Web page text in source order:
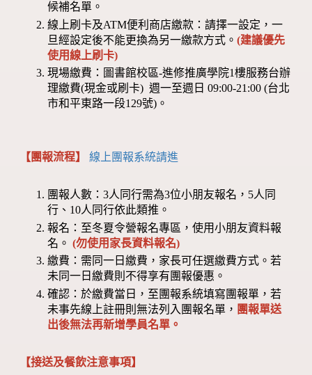
候補名單。
線上刷卡及ATM便利商店繳款：請擇一設定，一
旦經設定後不能更換為另一繳款方式。(建議優先
使用線上刷卡)
現場繳費：圖書館校區-進修推廣學院1樓服務台辦
理繳費(現金或刷卡) 週一至週日 09:00-21:00 (台北
市和平東路一段129號)。
【團報流程】線上團報系統請進
團報人數：3人同行需為3位小朋友報名，5人同
行、10人同行依此類推。
報名：至冬夏令營報名專區，使用小朋友資料報
名。 (勿使用家長資料報名)
繳費：需同一日繳費，家長可任選繳費方式。若
未同一日繳費則不得享有團報優惠。
確認：於繳費當日，至團報系統填寫團報單，若
未事先線上註冊則無法列入團報名單， 團報單送
出後無法再新增學員名單。
【接送及餐飲注意事項】